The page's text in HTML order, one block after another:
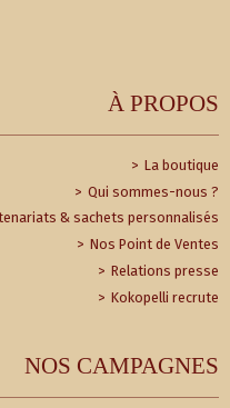
À PROPOS
La boutique
Qui sommes-nous ?
& sachets personnalisés
Nos Point de Ventes
Relations presse
Kokopelli recrute
NOS CAMPAGNES